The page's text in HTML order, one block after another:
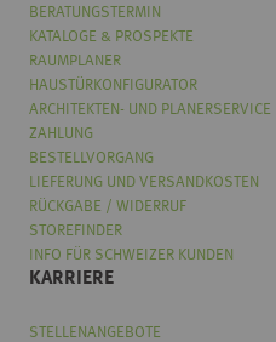
BERATUNGSTERMIN
KATALOGE & PROSPEKTE
RAUMPLANER
HAUSTÜRKONFIGURATOR
ARCHITEKTEN- UND PLANERSERVICE
ZAHLUNG
BESTELLVORGANG
LIEFERUNG UND VERSANDKOSTEN
RÜCKGABE / WIDERRUF
STOREFINDER
INFO FÜR SCHWEIZER KUNDEN
KARRIERE
STELLENANGEBOTE